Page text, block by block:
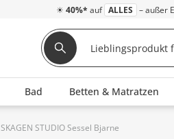
☀ 40%* auf ALLES – außer
Bad Betten & Matratzen
SKAGEN STUDIO Sessel Bjarne